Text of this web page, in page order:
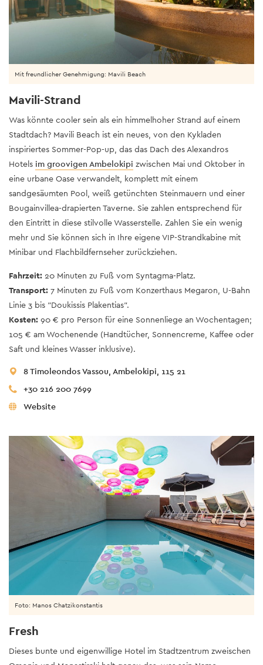
Mit freundlicher Genehmigung: Mavili Beach
Mavili-Strand
Was könnte cooler sein als ein himmelhoher Strand auf einem
Stadtdach? Mavili Beach ist ein neues, von den Kykladen
inspiriertes Sommer-Pop-up, das das Dach des Alexandros
Hotels im groovigen Ambelokipi zwischen Mai und Oktober in
eine urbane Oase verwandelt, komplett mit einem
sandgesäumten Pool, weiß getünchten Steinmauern und einer
Bougainvillea-drapierten Taverne. Sie zahlen entsprechend für
den Eintritt in diese stilvolle Wasserstelle. Zahlen Sie ein wenig
mehr und Sie können sich in Ihre eigene VIP-Strandkabine mit
Minibar und Flachbildfernseher zurückziehen.
Fahrzeit: 20 Minuten zu Fuß vom Syntagma-Platz.
Transport: 7 Minuten zu Fuß vom Konzerthaus Megaron, U-Bahn
Linie 3 bis "Doukissis Plakentias".
Kosten: 90 € pro Person für eine Sonnenliege an Wochentagen;
105 € am Wochenende (Handtücher, Sonnencreme, Kaffee oder
Saft und kleines Wasser inklusive).
8 Timoleondos Vassou, Ambelokipi, 115 21
+30 216 200 7699
Website
Fresh
Dieses bunte und eigenwillige Hotel im Stadtzentrum zweischen
Foto: Manos Chatzikonstantis